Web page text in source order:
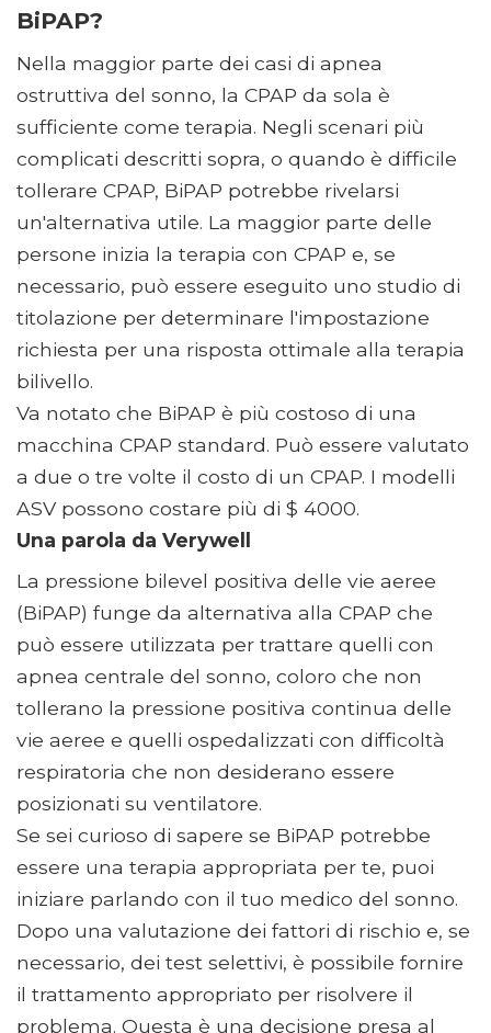
BiPAP?
Nella maggior parte dei casi di apnea
ostruttiva del sonno, la CPAP da sola è
sufficiente come terapia. Negli scenari più
complicati descritti sopra, o quando è difficile
tollerare CPAP, BiPAP potrebbe rivelarsi
un'alternativa utile. La maggior parte delle
persone inizia la terapia con CPAP e, se
necessario, può essere eseguito uno studio di
titolazione per determinare l'impostazione
richiesta per una risposta ottimale alla terapia
bilivello.
Va notato che BiPAP è più costoso di una
macchina CPAP standard. Può essere valutato
a due o tre volte il costo di un CPAP. I modelli
ASV possono costare più di $ 4000.
Una parola da Verywell
La pressione bilevel positiva delle vie aeree
(BiPAP) funge da alternativa alla CPAP che
può essere utilizzata per trattare quelli con
apnea centrale del sonno, coloro che non
tollerano la pressione positiva continua delle
vie aeree e quelli ospedalizzati con difficoltà
respiratoria che non desiderano essere
posizionati su ventilatore.
Se sei curioso di sapere se BiPAP potrebbe
essere una terapia appropriata per te, puoi
iniziare parlando con il tuo medico del sonno.
Dopo una valutazione dei fattori di rischio e, se
necessario, dei test selettivi, è possibile fornire
il trattamento appropriato per risolvere il
problema. Questa è una decisione presa al